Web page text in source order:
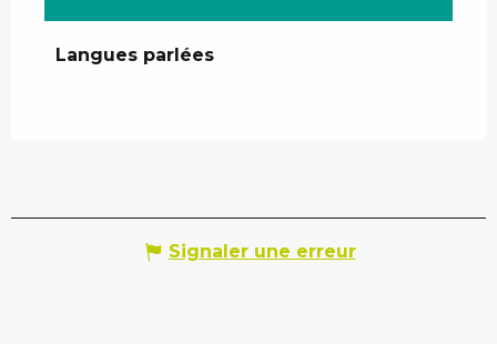
Langues parlées
Langues parlées
Signaler une erreur